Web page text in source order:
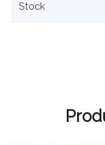
Stock